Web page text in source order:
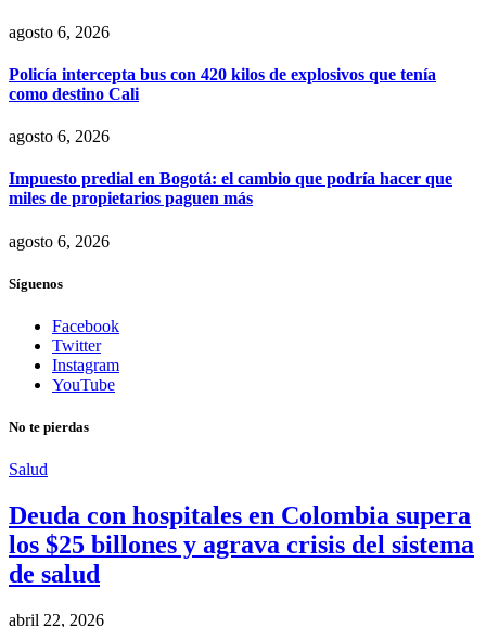
agosto 6, 2026
Policía intercepta bus con 420 kilos de explosivos que tenía
como destino Cali
agosto 6, 2026
Impuesto predial en Bogotá: el cambio que podría hacer que
miles de propietarios paguen más
agosto 6, 2026
Síguenos
Facebook
Twitter
Instagram
YouTube
No te pierdas
Salud
Deuda con hospitales en Colombia supera
los $25 billones y agrava crisis del sistema
de salud
abril 22, 2026